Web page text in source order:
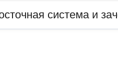
система и